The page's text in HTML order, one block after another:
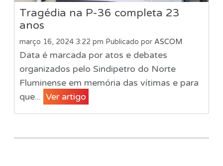
Tragédia na P-36 completa 23
anos
março 16, 2024 3:22 pm Publicado por ASCOM
Data é marcada por atos e debates
organizados pelo Sindipetro do Norte
Fluminense em memória das vítimas e para
que... Ver artigo